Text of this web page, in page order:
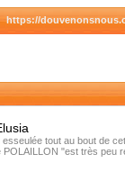
https://
tout au bout de
"est très peu